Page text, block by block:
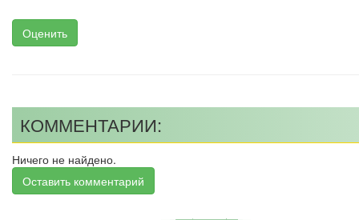
Оценить
КОММЕНТАРИИ:
Ничего не найдено.
Оставить комментарий